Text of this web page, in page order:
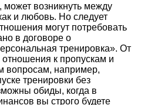
может возникнуть между
и любовь. Но следует
могут потребовать
в договоре о
тренировка». От
отношения к пропускам и
вопросам, например,
тренировки без
обиды, когда в
вы строго будете